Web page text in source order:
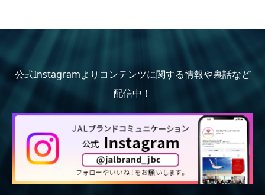
公式Instagramよりコンテンツに関する情報や裏話など
配信中！